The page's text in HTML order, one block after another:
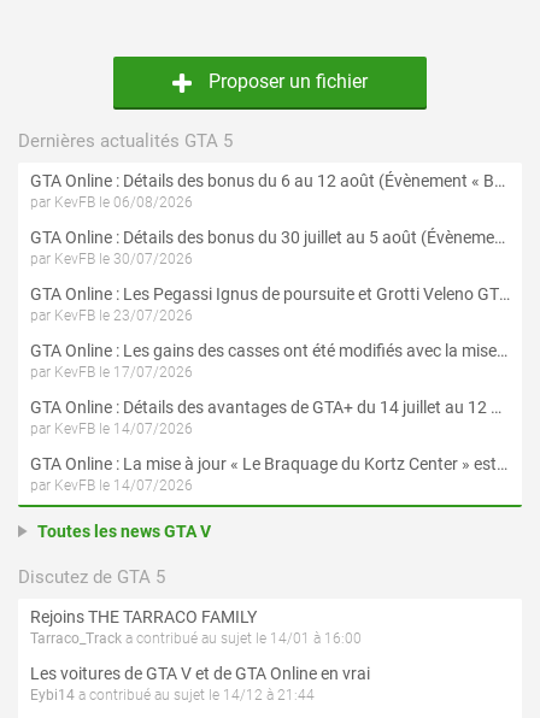
Proposer un fichier
Dernières actualités GTA 5
GTA Online : Détails des bonus du 6 au 12 août (Évènement « Braquages de l'été » - Suite et fin)
par KevFB le 06/08/2026
GTA Online : Détails des bonus du 30 juillet au 5 août (Évènement « Braquages d'été »)
par KevFB le 30/07/2026
GTA Online : Les Pegassi Ignus de poursuite et Grotti Veleno GT sont maintenant disponibles
par KevFB le 23/07/2026
GTA Online : Les gains des casses ont été modifiés avec la mise à jour « Le Braquage du Kortz Center »
par KevFB le 17/07/2026
GTA Online : Détails des avantages de GTA+ du 14 juillet au 12 août
par KevFB le 14/07/2026
GTA Online : La mise à jour « Le Braquage du Kortz Center » est maintenant disponible
par KevFB le 14/07/2026
Toutes les news GTA V
Discutez de GTA 5
Rejoins THE TARRACO FAMILY
Tarraco_Track a contribué au sujet le 14/01 à 16:00
Les voitures de GTA V et de GTA Online en vrai
Eybi14 a contribué au sujet le 14/12 à 21:44